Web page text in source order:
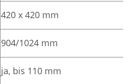
420 x 420 mm
904/1024 mm
ja, bis 110 mm